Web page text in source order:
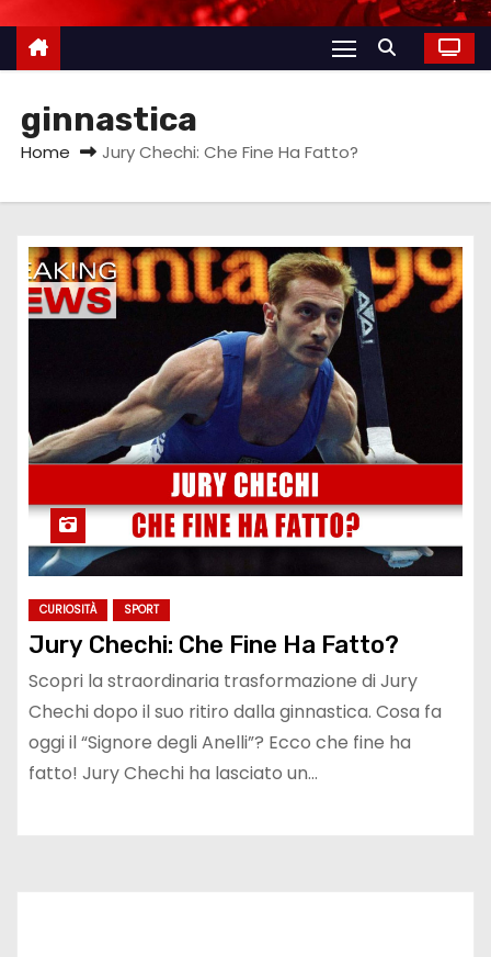
ginnastica
Home Jury Chechi: Che Fine Ha Fatto?
CURIOSITÀ SPORT
Jury Chechi: Che Fine Ha Fatto?
Scopri la straordinaria trasformazione di Jury
Chechi dopo il suo ritiro dalla ginnastica. Cosa fa
oggi il “Signore degli Anelli”? Ecco che fine ha
fatto! Jury Chechi ha lasciato un…